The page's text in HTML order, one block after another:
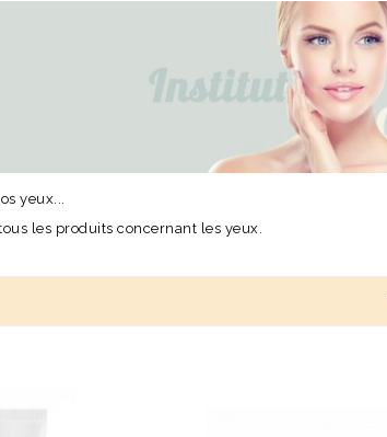
yeux...
les produits concernant les yeux.